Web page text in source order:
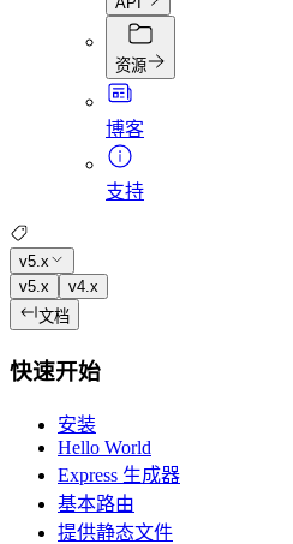
资源
博客
支持
v5.x
v5.x
v4.x
文档
快速开始
安装
Hello World
Express 生成器
基本路由
提供静态文件